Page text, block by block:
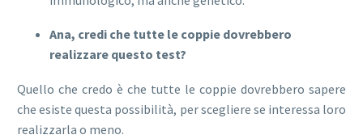
Ana, credi che tutte le coppie dovrebbero
realizzare questo test?
Quello che credo è che tutte le coppie dovrebbero sapere
che esiste questa possibilità, per scegliere se interessa loro
realizzarla o meno.